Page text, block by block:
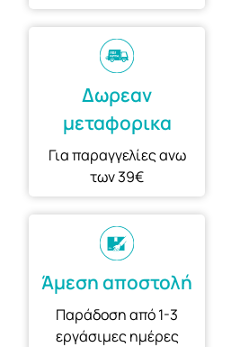
Δωρεαν
μεταφορικα
Για παραγγελίες ανω
των 39€
Άμεση αποστολή
Παράδοση από 1-3
εργάσιμες ημέρες